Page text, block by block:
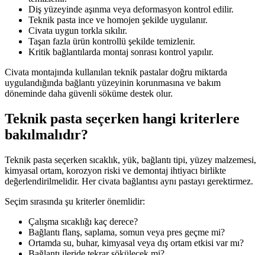
Diş yüzeyinde aşınma veya deformasyon kontrol edilir.
Teknik pasta ince ve homojen şekilde uygulanır.
Civata uygun torkla sıkılır.
Taşan fazla ürün kontrollü şekilde temizlenir.
Kritik bağlantılarda montaj sonrası kontrol yapılır.
Civata montajında kullanılan teknik pastalar doğru miktarda
uygulandığında bağlantı yüzeyinin korunmasına ve bakım
döneminde daha güvenli söküme destek olur.
Teknik pasta seçerken hangi kriterlere
bakılmalıdır?
Teknik pasta seçerken sıcaklık, yük, bağlantı tipi, yüzey malzemesi,
kimyasal ortam, korozyon riski ve demontaj ihtiyacı birlikte
değerlendirilmelidir. Her civata bağlantısı aynı pastayı gerektirmez.
Seçim sırasında şu kriterler önemlidir:
Çalışma sıcaklığı kaç derece?
Bağlantı flanş, saplama, somun veya pres geçme mi?
Ortamda su, buhar, kimyasal veya dış ortam etkisi var mı?